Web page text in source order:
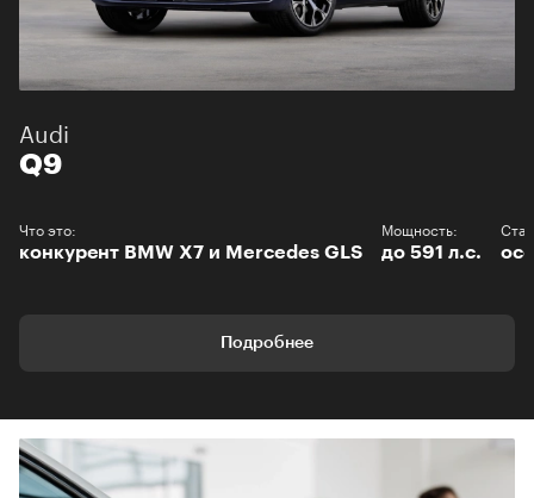
Audi
Q9
Что это:
конкурент BMW X7 и Mercedes GLS
Мощность:
до 591 л.с.
Подробнее